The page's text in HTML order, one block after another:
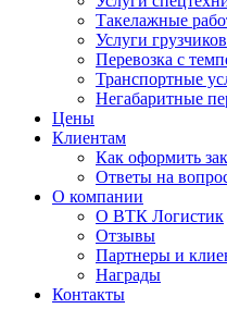
Такелажные
Услуги грузчиков
Перевозка с
Транспортные
Негабаритные
Цены
Клиентам
Как оформить
Ответы на
О компании
О ВТК Логистик
Отзывы
Партнеры и
Награды
Контакты